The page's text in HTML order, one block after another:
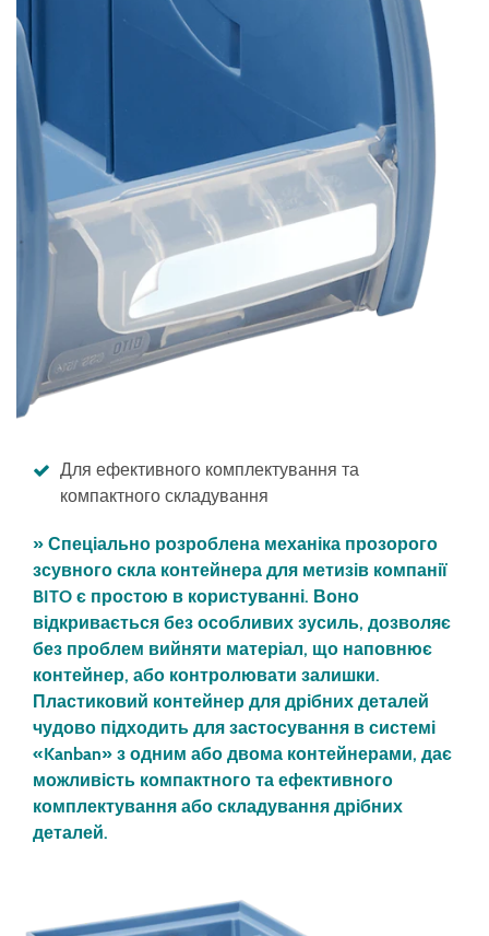
Для ефективного комплектування та
компактного складування
» Спеціально розроблена механіка прозорого
зсувного скла контейнера для метизів компанії
BITO є простою в користуванні. Воно
відкривається без особливих зусиль, дозволяє
без проблем вийняти матеріал, що наповнює
контейнер, або контролювати залишки.
Пластиковий контейнер для дрібних деталей
чудово підходить для застосування в системі
«Kanban» з одним або двома контейнерами, дає
можливість компактного та ефективного
комплектування або складування дрібних
деталей.